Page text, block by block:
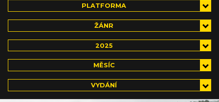
PLATFORMA
ŽÁNR
2025
MĚSÍC
VYDÁNÍ